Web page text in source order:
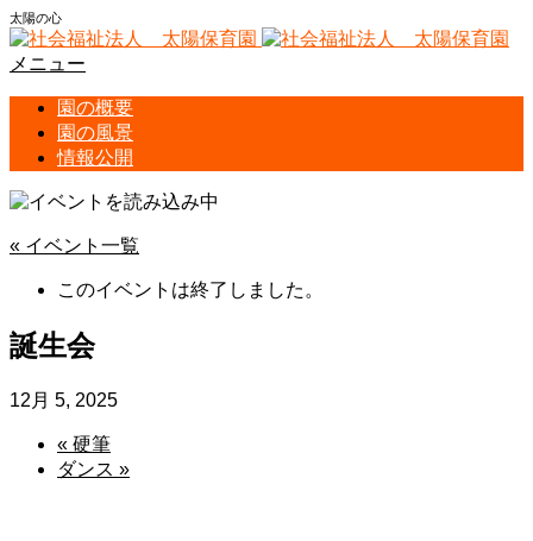
太陽の心
メニュー
園の概要
園の風景
情報公開
« イベント一覧
このイベントは終了しました。
誕生会
12月 5, 2025
« 硬筆
ダンス »